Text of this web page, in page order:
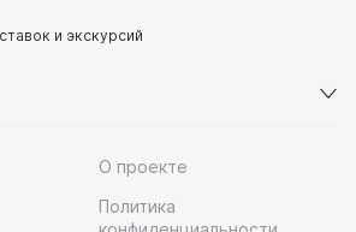
и экскурсий
О проекте
Политика